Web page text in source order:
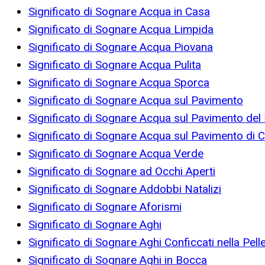
Significato di Sognare Acqua in Casa
Significato di Sognare Acqua Limpida
Significato di Sognare Acqua Piovana
Significato di Sognare Acqua Pulita
Significato di Sognare Acqua Sporca
Significato di Sognare Acqua sul Pavimento
Significato di Sognare Acqua sul Pavimento del
Significato di Sognare Acqua sul Pavimento di
Significato di Sognare Acqua Verde
Significato di Sognare ad Occhi Aperti
Significato di Sognare Addobbi Natalizi
Significato di Sognare Aforismi
Significato di Sognare Aghi
Significato di Sognare Aghi Conficcati nella
Significato di Sognare Aghi in Bocca